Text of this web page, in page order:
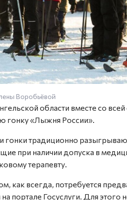
Воробьёвой
области вместе со
гонку «Лыжня России».
гонки традиционно
при наличии допуска в
терапевту.
как всегда, потребуется
на портале Госуслуги. Для